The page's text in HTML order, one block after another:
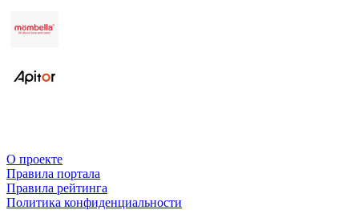
О проекте
Правила портала
Правила рейтинга
Политика конфиденциальности